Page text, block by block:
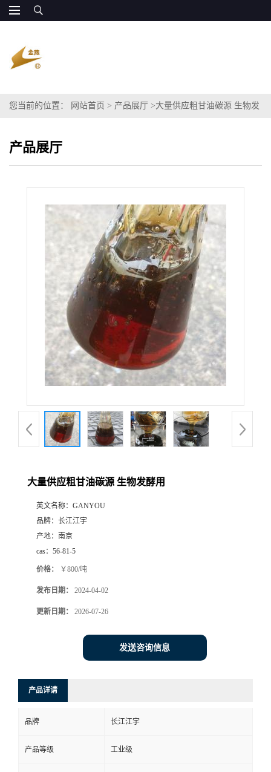
您当前的位置： 网站首页 > 产品展厅 >大量供应粗甘油碳源 生物发
产品展厅
大量供应粗甘油碳源 生物发酵用
英文名称： GANYOU
品牌： 长江江宇
产地： 南京
cas： 56-81-5
价格： ￥800/吨
发布日期： 2024-04-02
更新日期： 2026-07-26
发送咨询信息
产品详请
品牌 长江江宇
产品等级 工业级